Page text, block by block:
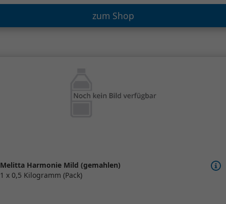
zum Shop
Melitta Harmonie Mild (gemahlen)
1 x 0,5 Kilogramm (Pack)